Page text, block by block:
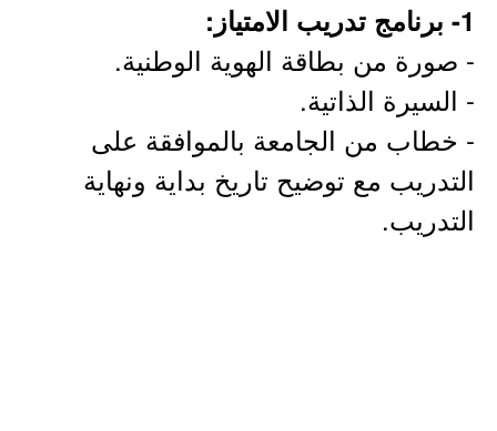
1- برنامج تدريب الامتياز:
- صورة من بطاقة الهوية الوطنية.
- السيرة الذاتية.
- خطاب من الجامعة بالموافقة على
التدريب مع توضيح تاريخ بداية ونهاية
التدريب.